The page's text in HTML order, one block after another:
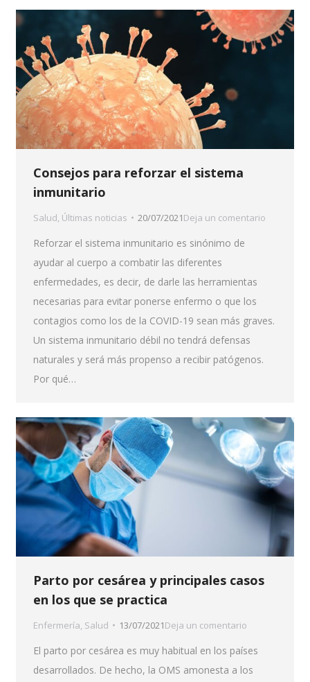
Consejos para reforzar el sistema
inmunitario
Salud, Últimas noticias 20/07/2021Deja un comentario
Reforzar el sistema inmunitario es sinónimo de
ayudar al cuerpo a combatir las diferentes
enfermedades, es decir, de darle las herramientas
necesarias para evitar ponerse enfermo o que los
contagios como los de la COVID-19 sean más graves.
Un sistema inmunitario débil no tendrá defensas
naturales y será más propenso a recibir patógenos.
Por qué…
Parto por cesárea y principales casos
en los que se practica
Enfermería, Salud 13/07/2021Deja un comentario
El parto por cesárea es muy habitual en los países
desarrollados. De hecho, la OMS amonesta a los